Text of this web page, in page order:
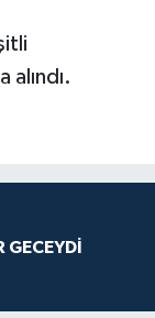
alındı.
GECEYDİ